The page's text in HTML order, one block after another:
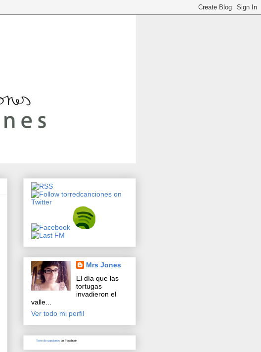
Mrs Jones
El día que las
tortugas
invadieron el
valle...
Ver todo mi perfil
Torre de canciones on Facebook